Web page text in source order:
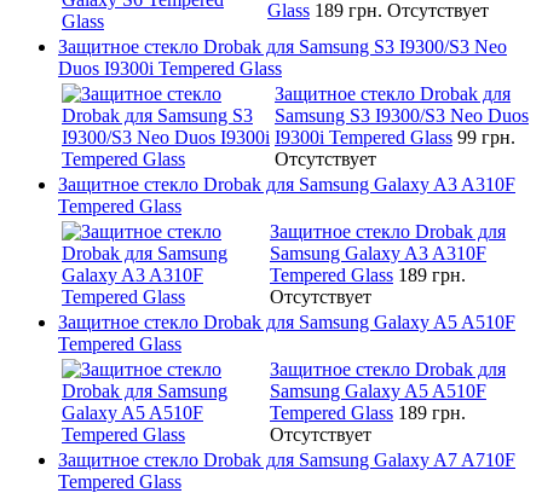
Glass 189 грн. Отсутствует
Защитное стекло Drobak для Samsung S3 I9300/S3 Neo
Duos I9300i Tempered Glass
Защитное стекло Drobak для
Samsung S3 I9300/S3 Neo Duos
I9300i Tempered Glass 99 грн.
Отсутствует
Защитное стекло Drobak для Samsung Galaxy A3 A310F
Tempered Glass
Защитное стекло Drobak для
Samsung Galaxy A3 A310F
Tempered Glass 189 грн.
Отсутствует
Защитное стекло Drobak для Samsung Galaxy A5 A510F
Tempered Glass
Защитное стекло Drobak для
Samsung Galaxy A5 A510F
Tempered Glass 189 грн.
Отсутствует
Защитное стекло Drobak для Samsung Galaxy A7 A710F
Tempered Glass